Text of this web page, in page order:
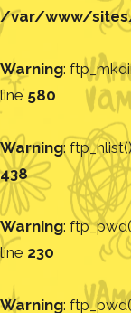
/var/www/
Warning:
line 580
Warning:
438
Warning:
line 230
Warning: